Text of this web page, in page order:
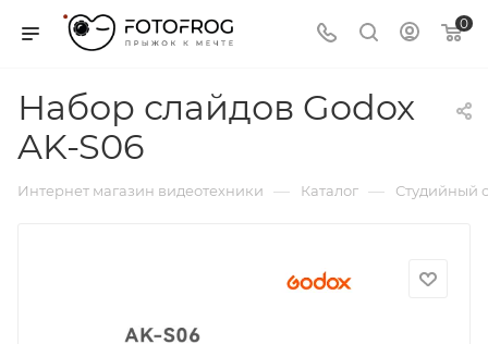
0
Набор слайдов Godox
AK-S06
Интернет магазин видеотехники — Каталог — Студийный